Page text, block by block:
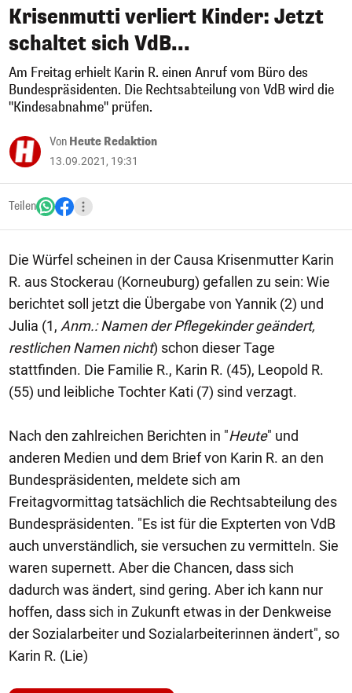
Krisenmutti verliert Kinder: Jetzt
schaltet sich VdB...
Am Freitag erhielt Karin R. einen Anruf vom Büro des
Bundespräsidenten. Die Rechtsabteilung von VdB wird die
"Kindesabnahme" prüfen.
Von Heute Redaktion
13.09.2021, 19:31
Teilen
Die Würfel scheinen in der Causa Krisenmutter Karin
R. aus Stockerau (Korneuburg) gefallen zu sein: Wie
berichtet soll jetzt die Übergabe von Yannik (2) und
Julia (1, Anm.: Namen der Pflegekinder geändert,
restlichen Namen nicht) schon dieser Tage
stattfinden. Die Familie R., Karin R. (45), Leopold R.
(55) und leibliche Tochter Kati (7) sind verzagt.
Nach den zahlreichen Berichten in "Heute" und
anderen Medien und dem Brief von Karin R. an den
Bundespräsidenten, meldete sich am
Freitagvormittag tatsächlich die Rechtsabteilung des
Bundespräsidenten. "Es ist für die Expterten von VdB
auch unverständlich, sie versuchen zu vermitteln. Sie
waren supernett. Aber die Chancen, dass sich
dadurch was ändert, sind gering. Aber ich kann nur
hoffen, dass sich in Zukunft etwas in der Denkweise
der Sozialarbeiter und Sozialarbeiterinnen ändert", so
Karin R. (Lie)